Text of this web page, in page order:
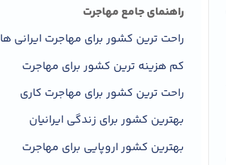
راهنمای جامع مهاجرت
راحت ترین کشور برای مهاجرت ایرانی ها
کم هزینه ترین کشور برای مهاجرت
راحت ترین کشور برای مهاجرت کاری
بهترین کشور برای زندگی ایرانیان
بهترین کشور اروپایی برای مهاجرت